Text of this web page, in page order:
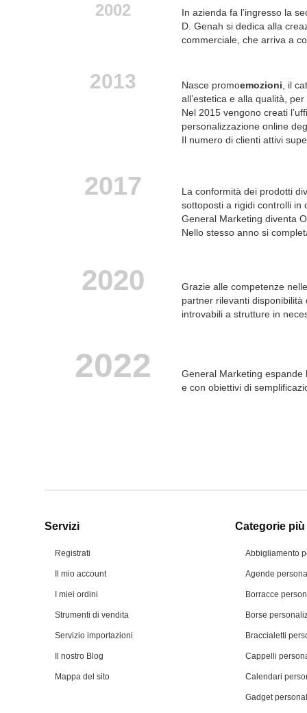
2002
In azienda fa l’ingresso la
D. Genah si dedica alla
commerciale, che arriva a
2013 Nasce promoemozioni , il
all’estetica e alla qualità,
Nel 2015 vengono creati
personalizzazione online
Il numero di clienti attivi
2017
La conformità dei prodotti
sottoposti a rigidi controlli in
General Marketing diventa
Nello stesso anno si
2020
Grazie alle competenze
partner rilevanti disponibilità
introvabili a strutture in
2022
General Marketing espande
e con obiettivi di
Servizi
Registrati
Il mio account
I miei ordini
Strumenti di vendita
Servizio importazioni
Il nostro Blog
Mappa del sito
Categorie
Abbigliamento
Agende
Borracce
Borse
Braccialetti
Cappelli
Calendari
Gadget